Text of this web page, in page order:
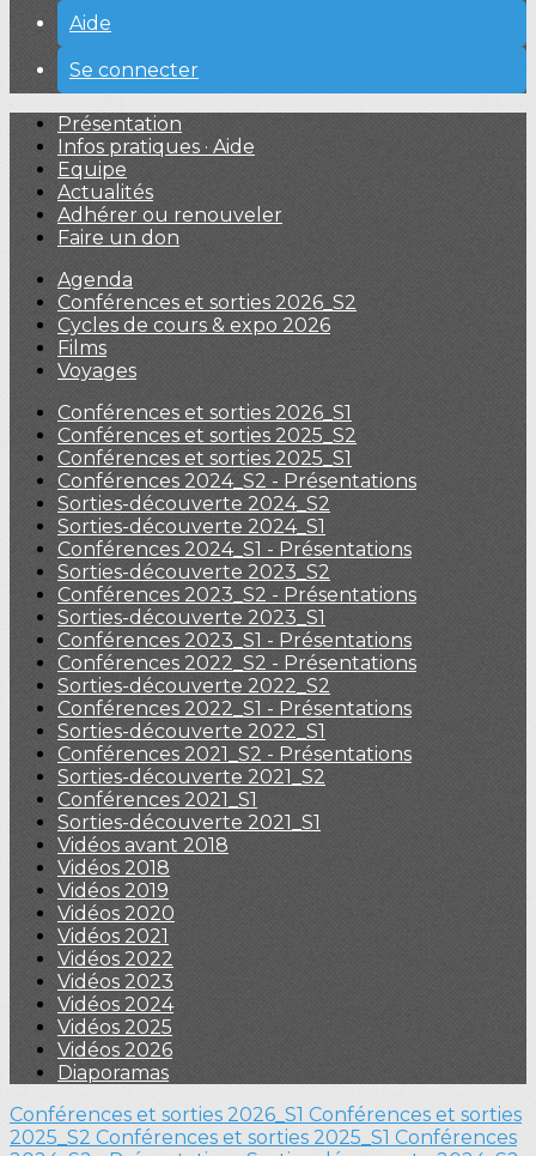
Aide
Se connecter
Présentation
Infos pratiques · Aide
Equipe
Actualités
Adhérer ou renouveler
Faire un don
Agenda
Conférences et sorties 2026_S2
Cycles de cours & expo 2026
Films
Voyages
Conférences et sorties 2026_S1
Conférences et sorties 2025_S2
Conférences et sorties 2025_S1
Conférences 2024_S2 - Présentations
Sorties-découverte 2024_S2
Sorties-découverte 2024_S1
Conférences 2024_S1 - Présentations
Sorties-découverte 2023_S2
Conférences 2023_S2 - Présentations
Sorties-découverte 2023_S1
Conférences 2023_S1 - Présentations
Conférences 2022_S2 - Présentations
Sorties-découverte 2022_S2
Conférences 2022_S1 - Présentations
Sorties-découverte 2022_S1
Conférences 2021_S2 - Présentations
Sorties-découverte 2021_S2
Conférences 2021_S1
Sorties-découverte 2021_S1
Vidéos avant 2018
Vidéos 2018
Vidéos 2019
Vidéos 2020
Vidéos 2021
Vidéos 2022
Vidéos 2023
Vidéos 2024
Vidéos 2025
Vidéos 2026
Diaporamas
Conférences et sorties 2026_S1 Conférences et sorties
2025_S2 Conférences et sorties 2025_S1 Conférences